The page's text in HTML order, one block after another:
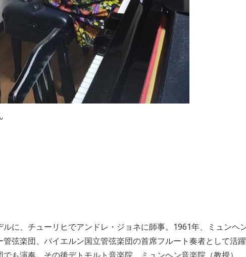
に、チューリヒでアンドレ・ジョネに師事。 1961年、ミュンヘ
弦楽団、バイエルン国立管弦楽団の首席フルート奏者として活